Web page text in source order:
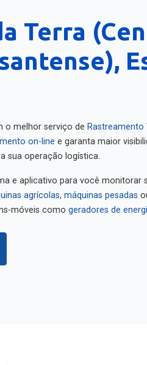
Terra
o melhor serviço de Rastreamento
on-line e garanta maior
sua operação logística.
e aplicativo para você monitorar
agrícolas, máquinas pesadas
móveis como geradores de